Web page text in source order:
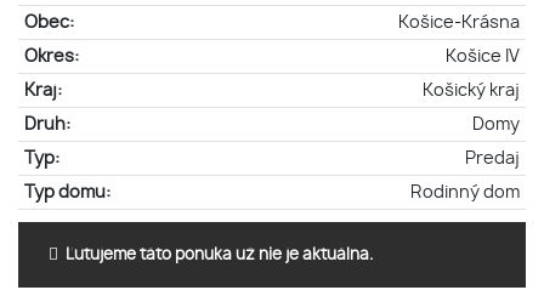
Obec:
Košice-Krásna
Okres:
Košice IV
Kraj:
Košický kraj
Druh:
Domy
Typ:
Predaj
Typ domu:
Rodinný dom
Ľutujeme táto ponuka už nie je aktuálna.